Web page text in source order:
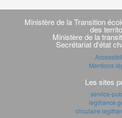
Navigation
transverse
Ministère de la Transition
des
Ministère de la
Secrétariat d'état
Mentions
Les sites
service-